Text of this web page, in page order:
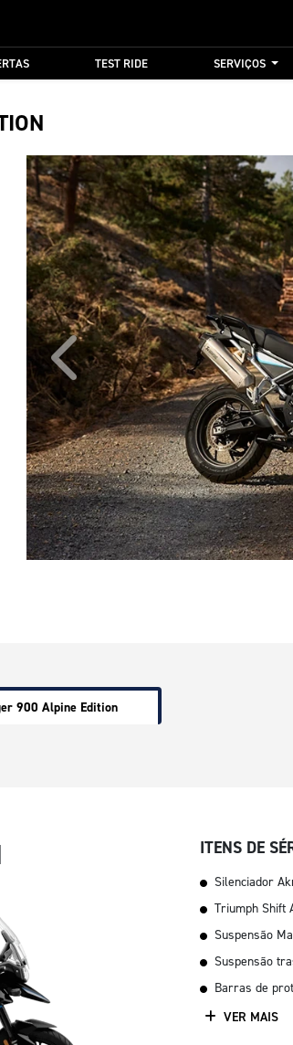
TEST RIDE SERVIÇOS
Anterior
900 Alpine Edition
ITENS DE
Silenciador
Triumph Shift
Suspensão
Suspensão
Barras de
VER MAIS